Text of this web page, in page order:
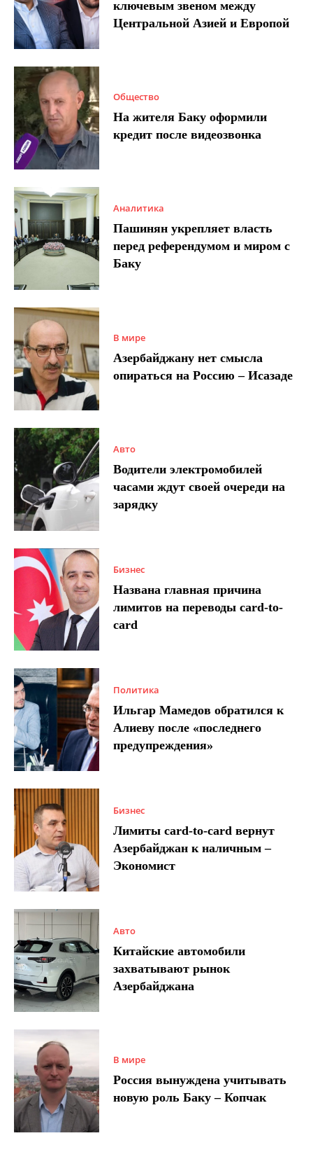
ключевым звеном между
Центральной Азией и Европой
Общество
На жителя Баку оформили
кредит после видеозвонка
Аналитика
Пашинян укрепляет власть
перед референдумом и миром с
Баку
В мире
Азербайджану нет смысла
опираться на Россию – Исазаде
Авто
Водители электромобилей
часами ждут своей очереди на
зарядку
Бизнес
Названа главная причина
лимитов на переводы card-to-
card
Политика
Ильгар Мамедов обратился к
Алиеву после «последнего
предупреждения»
Бизнес
Лимиты card-to-card вернут
Азербайджан к наличным –
Экономист
Авто
Китайские автомобили
захватывают рынок
Азербайджана
В мире
Россия вынуждена учитывать
новую роль Баку – Копчак